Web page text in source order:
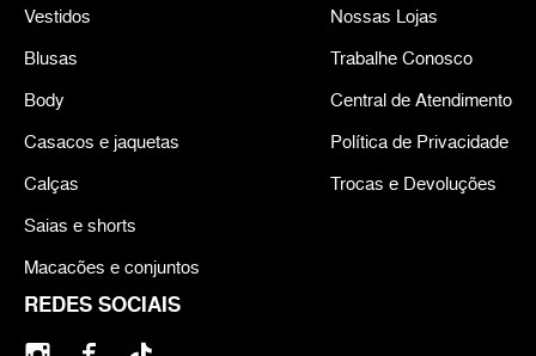
REDES SOCIAIS
Vestidos
Blusas
Body
Casacos e jaquetas
Calças
Saias e shorts
Macacões e conjuntos
Nossas Lojas
Trabalhe Conosco
Central de Atendimento
Política de Privacidade
Trocas e Devoluções